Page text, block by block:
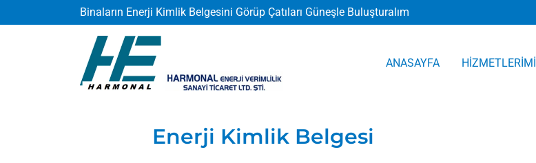
Binaların Enerji Kimlik Belgesini Görüp Çatıları Güneşle Buluşturalım
ANASAYFA
ANASAYFA
HİZMETLERİMİZEnerji Kimlik Belgesi